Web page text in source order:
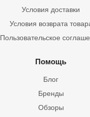
Условия доставки
Условия возврата
Пользовательское
Помощь
Блог
Бренды
Обзоры